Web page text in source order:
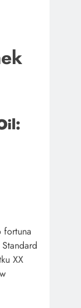
fortuna
XX